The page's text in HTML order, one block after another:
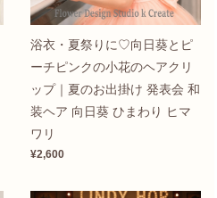
浴衣・夏祭りに♡向日葵とピ
ーチピンクの小花のヘアクリ
ップ｜夏のお出掛け 発表会 和
装ヘア 向日葵 ひまわり ヒマ
ワリ
¥2,600